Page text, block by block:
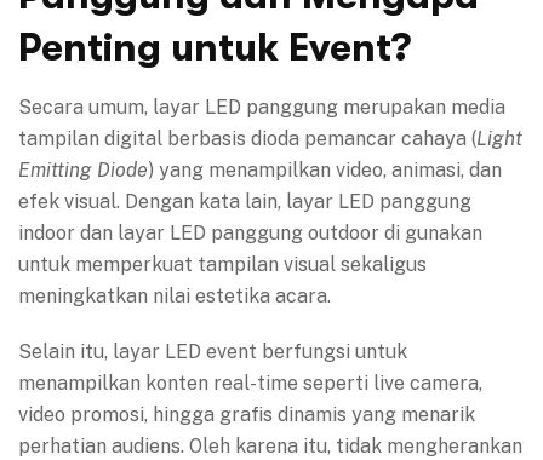
Penting untuk Event?
Secara umum, layar LED panggung merupakan media
tampilan digital berbasis dioda pemancar cahaya (Light
Emitting Diode) yang menampilkan video, animasi, dan
efek visual. Dengan kata lain, layar LED panggung
indoor dan layar LED panggung outdoor di gunakan
untuk memperkuat tampilan visual sekaligus
meningkatkan nilai estetika acara.
Selain itu, layar LED event berfungsi untuk
menampilkan konten real-time seperti live camera,
video promosi, hingga grafis dinamis yang menarik
perhatian audiens. Oleh karena itu, tidak mengherankan